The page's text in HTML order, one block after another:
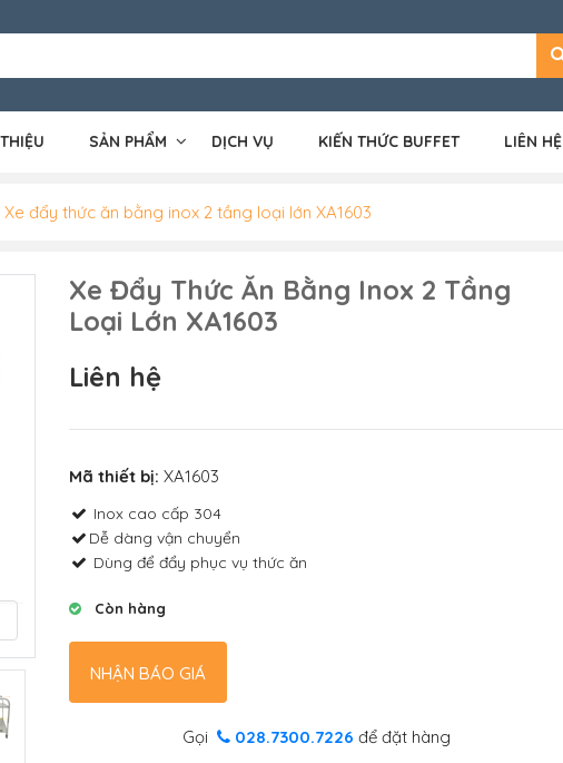
SẢN PHẨM DỊCH VỤ KIẾN THỨC BUFFET LIÊN HỆ
Xe đẩy thức ăn bằng inox 2 tầng loại lớn XA1603
Xe Đẩy Thức Ăn Bằng Inox 2 Tầng
Loại Lớn XA1603
Liên hệ
Mã thiết bị: XA1603
Inox cao cấp 304
Dễ dàng vận chuyển
Dùng để đẩy phục vụ thức ăn
Còn hàng
NHẬN BÁO GIÁ
Gọi 028.7300.7226 để đặt hàng